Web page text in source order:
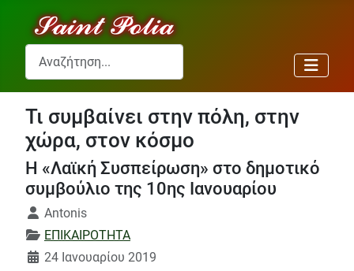
Αναζήτηση...
Τι συμβαίνει στην πόλη, στην
χώρα, στον κόσμο
Η «Λαϊκή Συσπείρωση» στο δημοτικό
συμβούλιο της 10ης Ιανουαρίου
Λεπτομέρειες
Antonis
ΕΠΙΚΑΙΡΟΤΗΤΑ
24 Ιανουαρίου 2019